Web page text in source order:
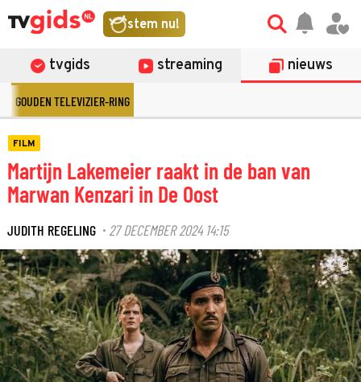
stem nu!
tvgids streaming nieuws
GOUDEN TELEVIZIER-RING
FILM
Martijn Lakemeier raakt in de ban van
Marwan Kenzari in De Oost
JUDITH REGELING · 27 DECEMBER 2024 14:15
©